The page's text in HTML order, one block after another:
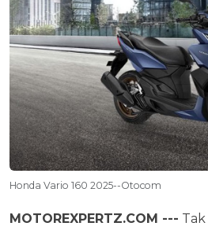
Honda Vario 160 2025--Otocom
MOTOREXPERTZ.COM ---